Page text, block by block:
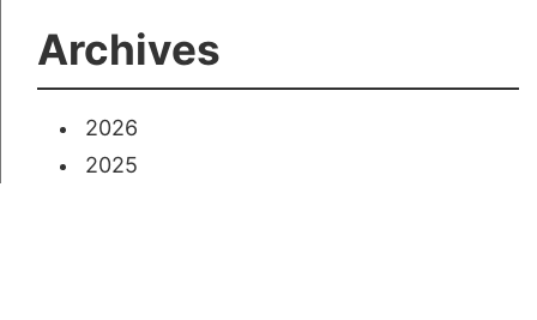
Archives
2026
2025